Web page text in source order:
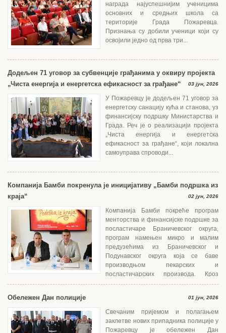
награда најуспешнијим ученицима
основних и средњих школа са
територије Града Пожаревца.
Признања су добили ученици који су
освојили једно од прва три...
Додељен 71 уговор за субвенције грађанима у оквиру пројекта
„Чиста енергија и енергетска ефикасност за грађане“
03 јун, 2026
У Пожаревцу је додељен 71 уговор за
енергетску санацију кућа и станова, уз
финансијску подршку Министарства и
Града. Реч је о реализацији пројекта
„Чиста енергија и енергетска
ефикасност за грађане“, који локална
самоуправа спроводи...
Компанија Бамби покренула је иницијативу „Бамби подршка из
краја“
02 јун, 2026
Компанија Бамби покреће програм
менторства и финансијске подршке за
посластичаре Браничевског округа,
програм намењен микро и малим
предузећима из Браничевског и
Подунавског округа која се баве
производњом пекарских и
посластичарских производа. Кроз
едукацију, менторски...
Обележен Дан полиције 01 јун, 2026
Свечаним пријемом и полагањем
заклетве нових припадника полиције у
Пожаревцу је обележен Дан